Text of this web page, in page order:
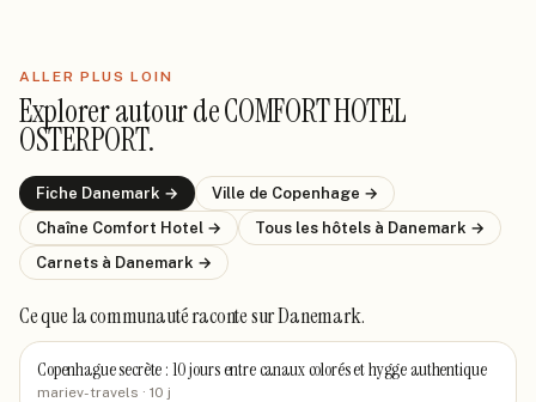
ALLER PLUS LOIN
Explorer autour deCOMFORT HOTEL
OSTERPORT.
Fiche Danemark → Ville de Copenhage →
Chaîne Comfort Hotel → Tous les hôtels à Danemark →
Carnets à Danemark →
Ce que la communauté racontesur Danemark.
Copenhague secrète : 10 jours entre canaux colorés et hygge authentique
mariev-travels · 10 j